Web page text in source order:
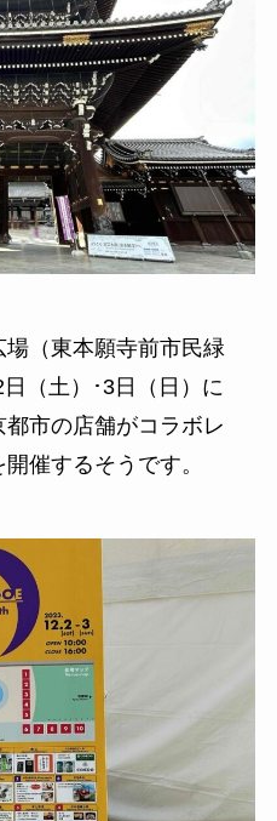
（東本願寺前市民緑
（土）･3日（日）に
市の店舗がコラボレ
催するそうです。